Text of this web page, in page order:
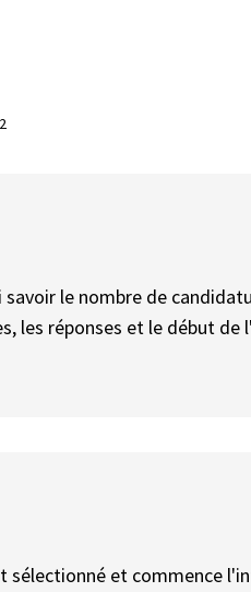
le nombre de
les réponses et le début de
sélectionné et commence